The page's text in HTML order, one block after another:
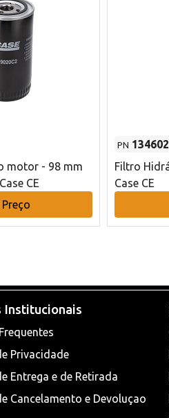
motor - 98 mm
CE
PN
Filtro
Case CE
Institucionais
Privacidade
Entrega e de Retirada
Cancelamento e Devoluçao